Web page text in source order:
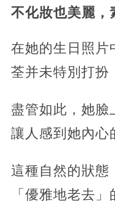
不化妝也美麗，
在她的生日照片
荃并未特別打扮
盡管如此，她臉
讓人感到她內心
這種自然的狀態
「優雅地老去